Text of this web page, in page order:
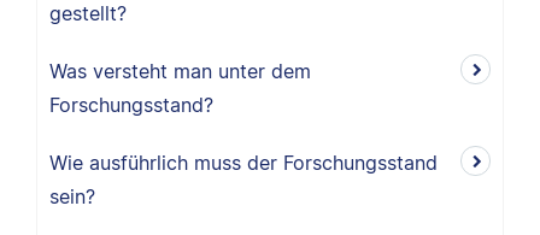
gestellt?
Was versteht man unter dem
Forschungsstand?
Wie ausführlich muss der Forschungsstand
sein?